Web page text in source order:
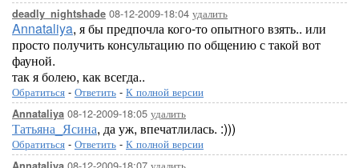
deadly_nightshade 08-12-2009-18:04 удалить
Annataliya, я бы предпочла кого-то опытного взять.. или
просто получить консультацию по общению с такой вот
фауной.
так я болею, как всегда..
Обратиться - Ответить - К полной версии
Annataliya 08-12-2009-18:05 удалить
Татьяна_Ясина, да уж, впечатлилась. :)))
Обратиться - Ответить - К полной версии